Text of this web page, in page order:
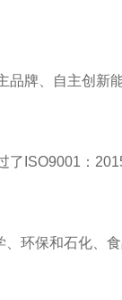
牌、自主创新
了 ISO9001 ：
环保和石化、食